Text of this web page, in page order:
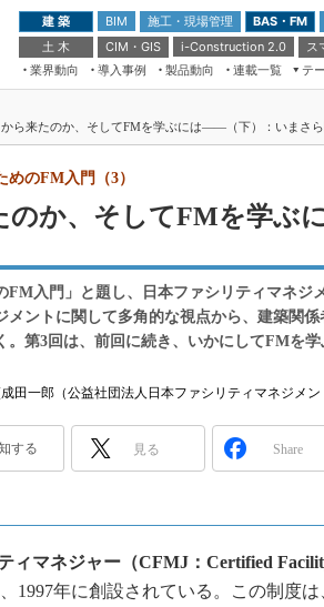
建 築 BIM 施工・現場管理 BAS・FM
土 木
CIM・GIS i-Construction 2.0
ス
業界動向
導入事例 製品動向 連載一覧
テ
ドローンがもたらす建設業界の“ゲー
ムチェンジ” Ver.2.0
脱3Kから新3Kへ導く建設×IT
“Society5.0”時代のスマートビル
第8回 国際 建設・測量展
築・土木・不動産の先端技術
メンテナンス・レジリエンス
2020
日本 ものづくりワールド 2020
ら来たのか、そしてFMを学ぶには――（下）：いまさ
のか、そしてFMを学ぶ
のFM入門（3）
FM入門」と題し、日本ファシリティマネジ
メントに関して多角的な視点から、建築関
。第3回は、前回に続き、いかにしてFMを学
[成田一郎（公益社団法人日本ファシリティマネジメン
する 見る Share
ィマネジャー（CFMJ：Certified
1997年に創設されている。この制度